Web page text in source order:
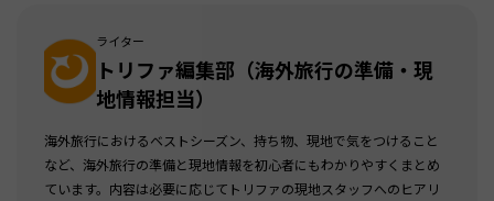
ライター
トリファ編集部（海外旅行の準備・現
地情報担当）
海外旅行におけるベストシーズン、持ち物、現地で気をつけること
など、海外旅行の準備と現地情報を初心者にもわかりやすくまとめ
ています。内容は必要に応じてトリファの現地スタッフへのヒアリ